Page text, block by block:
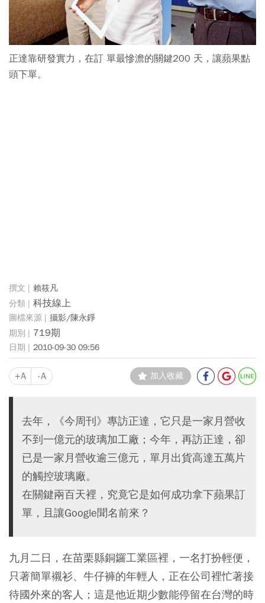
正達靠研發實力，在訂 單最慘澹的關鍵200 天，讓蘋果點
頭下單。
賴筱凡
科技線上
攝影/陳永錚
719期
2010-09-30 09:56
+A -A 加入收藏
去年，《今周刊》專訪正達，它只是一家月營收
不到一億元的玻璃加工廠；今年，再訪正達，卻
已是一家月營收逾三億元，單月出貨高達五萬片
的觸控玻璃廠。
在關鍵兩百天裡，究竟它是如何成功拿下蘋果訂
單，且讓Google聞名前來？
九月二日，在苗栗縣銅鑼工業區裡，一名打扮輕便，
只著簡單襯衫、牛仔褲的年輕人，正在公司裡忙著接
待國外來的客人；這是他近期少數能停留在台灣的時